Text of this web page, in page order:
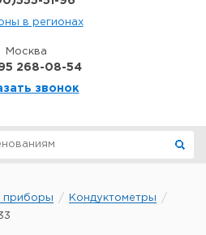
в регионах
Москва
268-08-54
звонок
приборы
Кондуктометры